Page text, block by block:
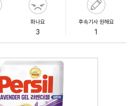
화나요
3
후속기사 원해요
1